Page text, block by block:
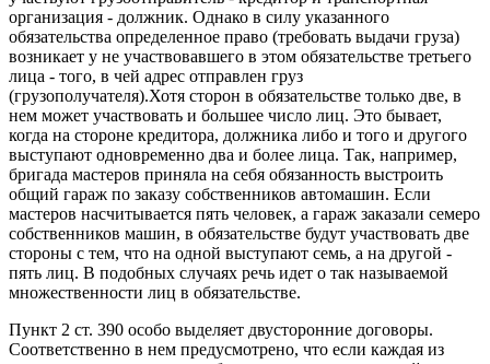
организация - должник. Однако в силу указанного
обязательства определенное право (требовать выдачи груза)
возникает у не участвовавшего в этом обязательстве третьего
лица - того, в чей адрес отправлен груз
(грузополучателя).Хотя сторон в обязательстве только две, в
нем может участвовать и большее число лиц. Это бывает,
когда на стороне кредитора, должника либо и того и другого
выступают одновременно два и более лица. Так, например,
бригада мастеров приняла на себя обязанность выстроить
общий гараж по заказу собственников автомашин. Если
мастеров насчитывается пять человек, а гараж заказали семеро
собственников машин, в обязательстве будут участвовать две
стороны с тем, что на одной выступают семь, а на другой -
пять лиц. В подобных случаях речь идет о так называемой
множественности лиц в обязательстве.
Пункт 2 ст. 390 особо выделяет двусторонние договоры.
Соответственно в нем предусмотрено, что если каждая из